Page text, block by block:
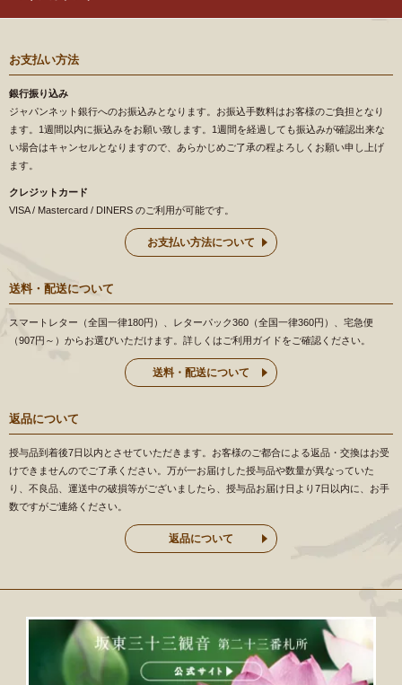
お支払い方法
銀行振り込み
ジャパンネット銀行へのお振込みとなります。お振込手数料はお客様のご負担となり
ます。1週間以内に振込みをお願い致します。1週間を経過しても振込みが確認出来な
い場合はキャンセルとなりますので、あらかじめご了承の程よろしくお願い申し上げ
ます。
クレジットカード
VISA / Mastercard / DINERS のご利用が可能です。
お支払い方法について
送料・配送について
スマートレター（全国一律180円）、レターパック360（全国一律360円）、宅急便
（907円～）からお選びいただけます。詳しくはご利用ガイドをご確認ください。
送料・配送について
返品について
授与品到着後7日以内とさせていただきます。お客様のご都合による返品・交換はお受
けできませんのでご了承ください。万が一お届けした授与品や数量が異なっていた
り、不良品、運送中の破損等がございましたら、授与品お届け日より7日以内に、お手
数ですがご連絡ください。
返品について